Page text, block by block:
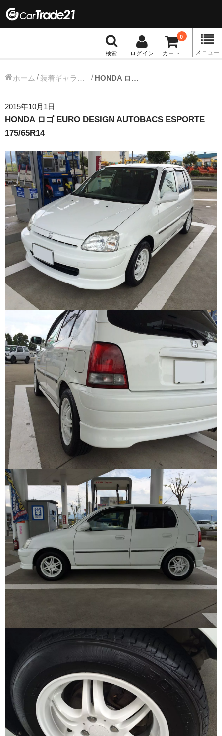
検索 ログイン カート
0
メニュー
冬タイヤホイール
13インチ：冬タイヤホイール
14インチ：冬タイヤホイール
15インチ：冬タイヤホイール
16インチ：冬タイヤホイール
17インチ：冬タイヤホイール
18インチ：冬タイヤホイール
19インチ：冬タイヤホイール
20インチ：冬タイヤホイール
夏タイヤホイール
12インチ：夏タイヤホイール
13インチ：夏タイヤホイール
14インチ：夏タイヤホイール
15インチ：夏タイヤホイール
16インチ：夏タイヤホイール
17インチ：夏タイヤホイール
18インチ：夏タイヤホイール
19インチ：夏タイヤホイール
20インチ：夏タイヤホイール
ホイールナット
ショート平面ナット
球面座ナット
ロング球面ナット
ショート球面ナット
ホーム 装着ギャラリー HONDA ロゴ EURO DESIGN AUTOBACS ESPORTE 175/65R14
2015年10月1日
HONDA ロゴ EURO DESIGN AUTOBACS ESPORTE
175/65R14